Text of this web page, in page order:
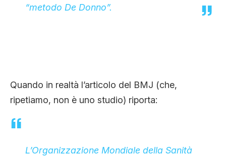
“metodo De Donno”.
Quando in realtà l’articolo del BMJ (che,
ripetiamo, non è uno studio) riporta:
L’Organizzazione Mondiale della Sanità